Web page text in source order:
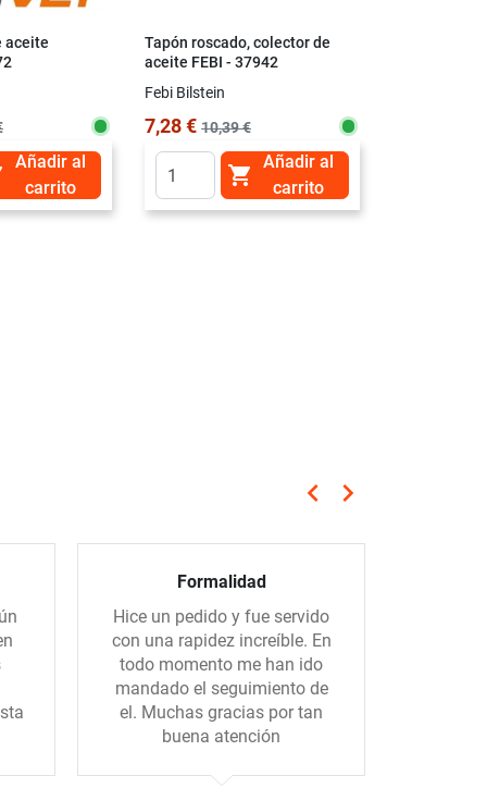
aceite
Añadir al
carrito
Tapón roscado, colector de
aceite FEBI - 37942
Febi Bilstein
7,28 € 10,39 €

Añadir al
carrito
Anterior
keyboard_arrow_left Siguiente
keyboard_arrow_right
Formalidad
Hice un pedido y fue servido
con una rapidez increíble. En
todo momento me han ido
mandado el seguimiento de
el. Muchas gracias por tan
buena atención